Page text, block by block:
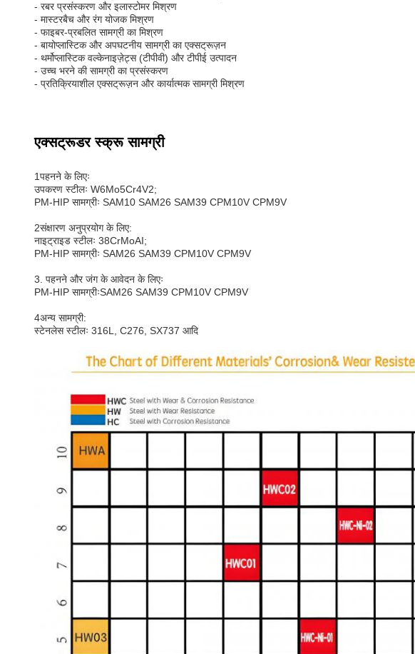
- रबर प्रसंस्करण और इलास्टोमर मिश्रण
- मास्टरबैच और रंग योजक मिश्रण
- फाइबर-प्रबलित सामग्री का मिश्रण
- बायोप्लास्टिक और अपघटनीय सामग्री का एक्सट्रूज़न
- थर्मोप्लास्टिक वल्केनाइज़ेट्स (टीपीवी) और टीपीई उत्पादन
- उच्च भरने की सामग्री का प्रसंस्करण
- प्रतिक्रियाशील एक्सट्रूज़न और कार्यात्मक सामग्री मिश्रण
एक्सट्रूडर स्क्रू सामग्री
1पहनने के लिएः
उपकरण स्टीलः W6Mo5Cr4V2;
PM-HIP सामग्रीः SAM10 SAM26 SAM39 CPM10V CPM9V
2संक्षारण अनुप्रयोग के लिए:
नाइट्राइड स्टीलः 38CrMoAI;
PM-HIP सामग्रीः SAM26 SAM39 CPM10V CPM9V
3. पहनने और जंग के आवेदन के लिएः
PM-HIP सामग्रीःSAM26 SAM39 CPM10V CPM9V
4अन्य सामग्री:
स्टेनलेस स्टीलः 316L, C276, SX737 आदि